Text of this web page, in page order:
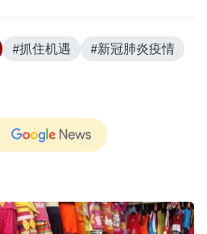
#抓住机遇 #新冠肺炎疫情